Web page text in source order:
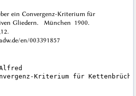
ein Convergenz-Kriterium für
Gliedern. München 1900.
en/003391857
Kriterium für